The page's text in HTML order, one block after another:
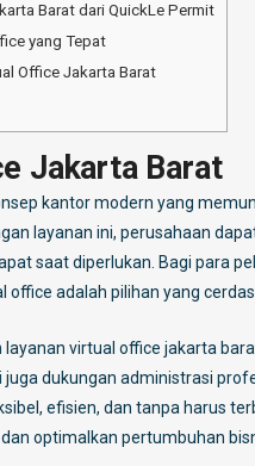
Barat dari QuickLe Permit
yang Tepat
Office Jakarta Barat
Jakarta Barat
kantor modern yang
layanan ini, perusahaan
saat diperlukan. Bagi para
office adalah pilihan yang
layanan virtual office jakarta
dukungan administrasi
efisien, dan tanpa harus
optimalkan pertumbuhan